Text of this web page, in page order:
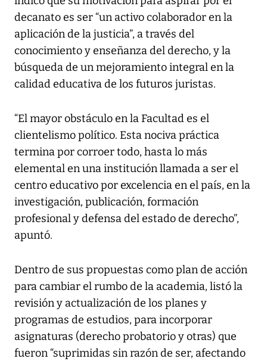
decanato es ser “un activo colaborador en la
aplicación de la justicia”, a través del
conocimiento y enseñanza del derecho, y la
búsqueda de un mejoramiento integral en la
calidad educativa de los futuros juristas.
“El mayor obstáculo en la Facultad es el
clientelismo político. Esta nociva práctica
termina por corroer todo, hasta lo más
elemental en una institución llamada a ser el
centro educativo por excelencia en el país, en la
investigación, publicación, formación
profesional y defensa del estado de derecho”,
apuntó.
Dentro de sus propuestas como plan de acción
para cambiar el rumbo de la academia, listó la
revisión y actualización de los planes y
programas de estudios, para incorporar
asignaturas (derecho probatorio y otras) que
fueron “suprimidas sin razón de ser, afectando